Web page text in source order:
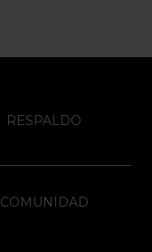
RESPALDO
COMUNIDAD